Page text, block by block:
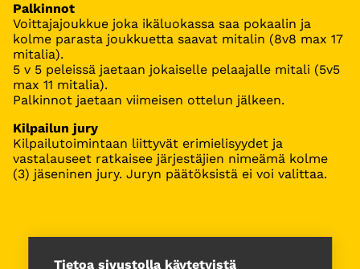
Tietoa sivustolla käytetyistä
Palkinnot
Voittajajoukkue joka ikäluokassa saa pokaalin ja
kolme parasta joukkuetta saavat mitalin (8v8 max 17
mitalia).
5 v 5 peleissä jaetaan jokaiselle pelaajalle mitali (5v5
max 11 mitalia).
Palkinnot jaetaan viimeisen ottelun jälkeen.
Kilpailun jury
Kilpailutoimintaan liittyvät erimielisyydet ja
vastalauseet ratkaisee järjestäjien nimeämä kolme
(3) jäseninen jury. Juryn päätöksistä ei voi valittaa.